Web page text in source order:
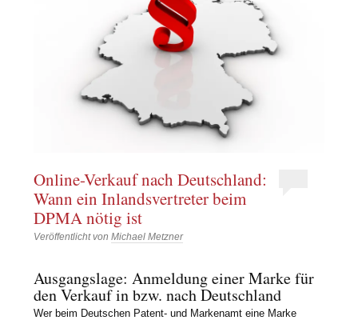
Online-Verkauf nach Deutschland:
Wann ein Inlandsvertreter beim
DPMA nötig ist
Veröffentlicht vonMichael Metzner
Ausgangslage: Anmeldung einer Marke für
den Verkauf in bzw. nach Deutschland
Wer beim Deutschen Patent- und Markenamt eine Marke